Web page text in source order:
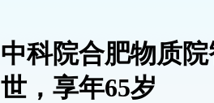
中科院合肥物质
世，享年65岁